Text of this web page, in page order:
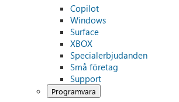
Copilot
Windows
Surface
XBOX
Specialerbjudanden
Små företag
Support
Programvara